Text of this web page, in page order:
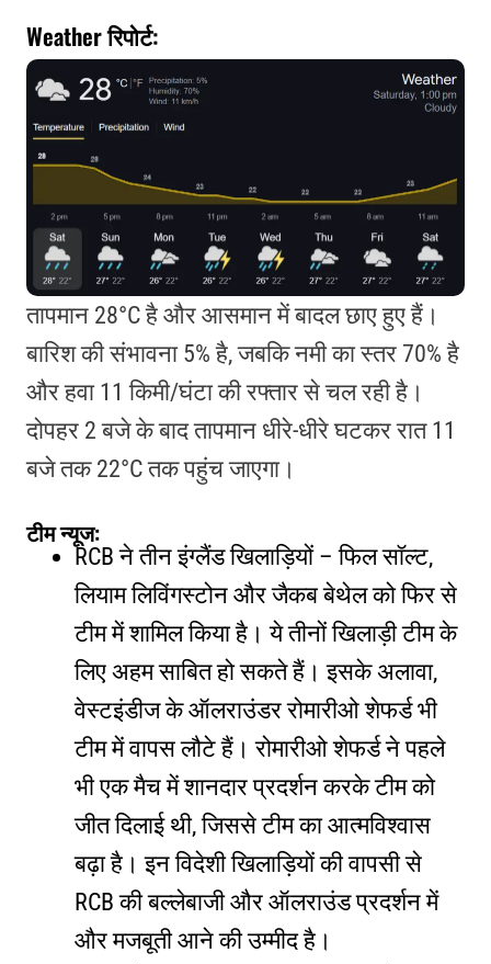
Weather रिपोर्ट:
तापमान 28°C है और आसमान में बादल छाए हुए हैं।
बारिश की संभावना 5% है, जबकि नमी का स्तर 70% है
और हवा 11 किमी/घंटा की रफ्तार से चल रही है।
दोपहर 2 बजे के बाद तापमान धीरे-धीरे घटकर रात 11
बजे तक 22°C तक पहुंच जाएगा।
टीम न्यूज:
RCB ने तीन इंग्लैंड खिलाड़ियों – फिल सॉल्ट,
लियाम लिविंगस्टोन और जैकब बेथेल को फिर से
टीम में शामिल किया है। ये तीनों खिलाड़ी टीम के
लिए अहम साबित हो सकते हैं। इसके अलावा,
वेस्टइंडीज के ऑलराउंडर रोमारीओ शेफर्ड भी
टीम में वापस लौटे हैं। रोमारीओ शेफर्ड ने पहले
भी एक मैच में शानदार प्रदर्शन करके टीम को
जीत दिलाई थी, जिससे टीम का आत्मविश्वास
बढ़ा है। इन विदेशी खिलाड़ियों की वापसी से
RCB की बल्लेबाजी और ऑलराउंड प्रदर्शन में
और मजबूती आने की उम्मीद है।